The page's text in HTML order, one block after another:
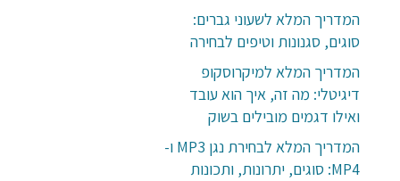
המדריך המלא לשעוני גברים:
סוגים, סגנונות וטיפים לבחירה
המדריך המלא למיקרוסקופ
דיגיטלי: מה זה, איך הוא עובד
ואילו דגמים מובילים בשוק
המדריך המלא לבחירת נגן MP3 ו-
MP4: סוגים, יתרונות, ותכונות